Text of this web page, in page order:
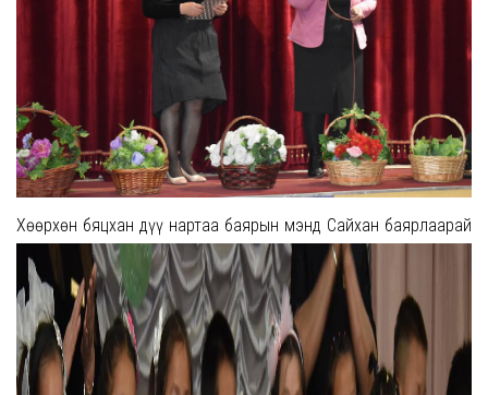
Хөөрхөн бяцхан дүү нартаа баярын мэнд Сайхан баярлаарай